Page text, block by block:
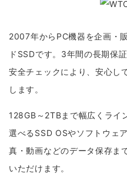
2007年からPC機器を企画・
ドSSDです。3年間の長期保
安全チェックにより、安心し
します。
128GB～2TBまで幅広くライ
選べるSSD OSやソフトウェ
真・動画などのデータ保存ま
いただけます。